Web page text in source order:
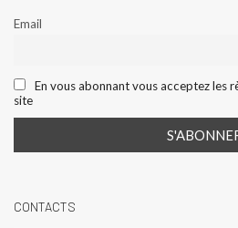
Email
En vous abonnant vous acceptez les
site
CONTACTS